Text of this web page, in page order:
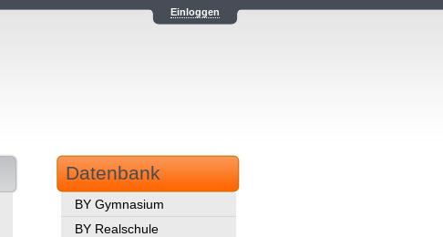
Einloggen
Datenbank
BY Gymnasium
BY Realschule